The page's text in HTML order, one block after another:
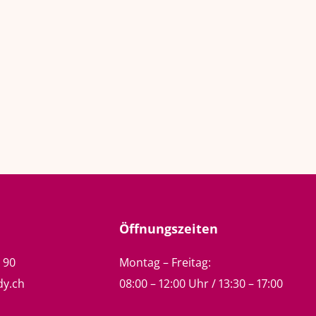
90
Öffnungszeiten
Montag – Freitag:
08:00 – 12:00 Uhr / 13:30 – 17:00